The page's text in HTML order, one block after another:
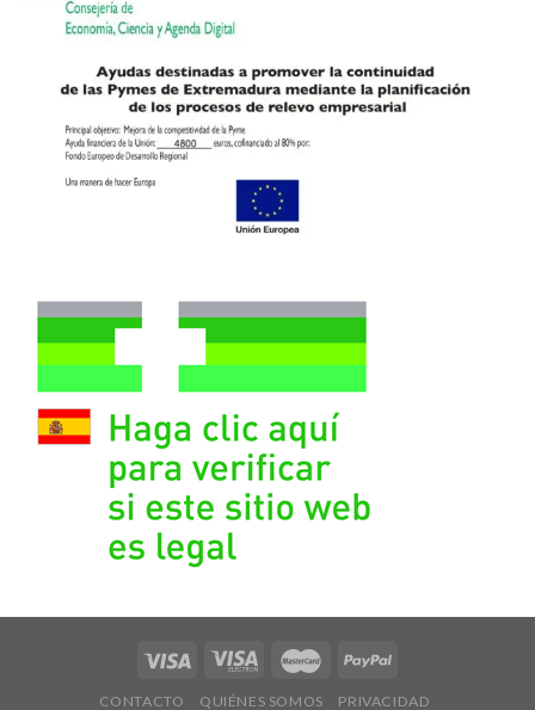
CONTACTO QUIÉNES SOMOS
PRIVACIDAD